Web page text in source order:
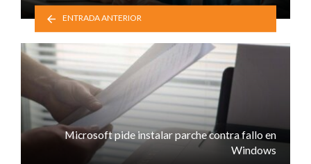
ENTRADA ANTERIOR
Microsoft pide instalar parche contra fallo en
Windows